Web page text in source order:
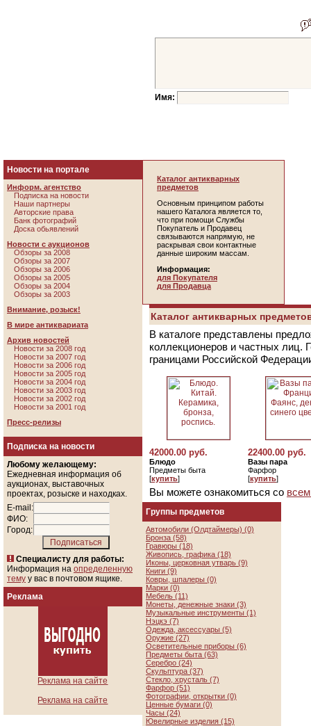
Имя:
Новости на портале
Информ. агентство
Подписка на новости
Наши партнеры
Авторские права
Банк фотографий
Доска обьявлений
Новости с аукционов
Обзоры за 2008
Обзоры за 2007
Обзоры за 2006
Обзоры за 2005
Обзоры за 2004
Обзоры за 2003
Внимание, розыск!
В мире антиквариата
Архив новостей
Новости за 2008 год
Новости за 2007 год
Новости за 2006 год
Новости за 2005 год
Новости за 2004 год
Новости за 2003 год
Новости за 2002 год
Новости за 2001 год
Пресс-релизы
Подписка на новости
Любому желающему:
Ежедневная информация об
аукционах, выставочных
проектах, розыске и находках.
E-mail:
ФИО:
Город:
Специалисту для работы:
Информация на определенную
тему у вас в почтовом ящике.
Реклама
Реклама на сайте
Реклама на сайте
Каталог антикварных
предметов
Основным принципом работы
нашего Каталога является то,
что при помощи Службы
Покупатель и Продавец
связываются напрямую, не
раскрывая свои контактные
данные широким массам.
Информация:
для Покупателя
для Продавца
Каталог антикварных
В каталоге представлены
коллекционеров и частных лиц.
границами Российской
42000.00 руб.
Блюдо
Предметы быта
[купить]
22400.00 руб.
Вазы пара
Фарфор
[купить]
Вы можете ознакомиться со
Группы предметов
Автомобили (Олдтаймеры) (0)
Бронза (58)
Гравюры (18)
Живопись, графика (18)
Иконы, церковная утварь (9)
Книги (9)
Ковры, шпалеры (0)
Марки (0)
Мебель (11)
Монеты, денежные знаки (3)
Музыкальные инструменты (1)
Нэцкэ (7)
Одежда, аксессуары (5)
Оружие (27)
Осветительные приборы (6)
Предметы быта (63)
Серебро (24)
Скульптура (37)
Стекло, хрусталь (7)
Фарфор (51)
Фотографии, открытки (0)
Ценные бумаги (0)
Часы (24)
Ювелирные изделия (15)